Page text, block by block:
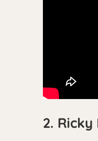
2.